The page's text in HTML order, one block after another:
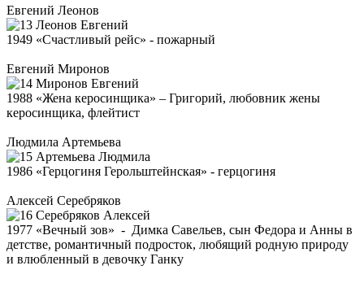
Евгений Леонов
1949 «Счастливый рейс» - пожарный
Евгений Миронов
1988 «Жена керосинщика» – Григорий, любовник жены
керосинщика, флейтист
Людмила Артемьева
1986 «Герцогиня Герольштейнская» - герцогиня
Алексей Серебряков
1977 «Вечный зов» - Димка Савельев, сын Федора и Анны в
детстве, романтичный подросток, любящий родную природу
и влюбленный в девочку Ганку